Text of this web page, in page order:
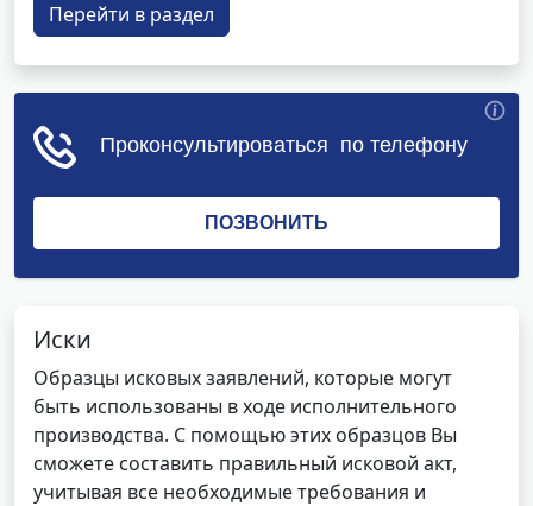
Перейти в раздел
Иски
Образцы исковых заявлений, которые могут
быть использованы в ходе исполнительного
производства. С помощью этих образцов Вы
сможете составить правильный исковой акт,
учитывая все необходимые требования и